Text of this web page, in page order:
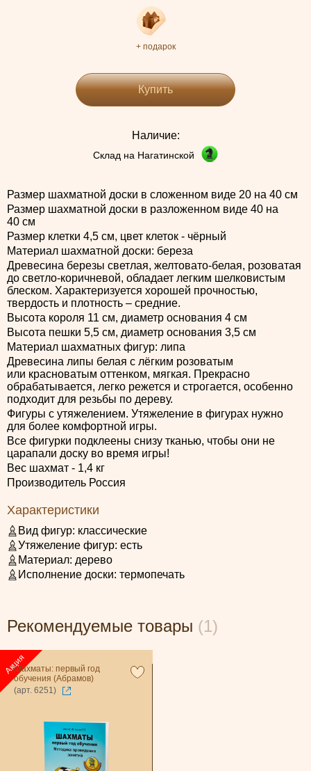
+ подарок
Купить
Наличие:
Склад на Нагатинской
Размер шахматной доски в сложенном виде 20 на 40 см
Размер шахматной доски в разложенном виде 40 на
40 см
Размер клетки 4,5 см, цвет клеток - чёрный
Материал шахматной доски: береза
Древесина березы светлая, желтовато-белая, розоватая
до светло-коричневой, обладает легким шелковистым
блеском. Характеризуется хорошей прочностью,
твердость и плотность – средние.
Высота короля 11 см, диаметр основания 4 см
Высота пешки 5,5 см, диаметр основания 3,5 см
Материал шахматных фигур: липа
Древесина липы белая с лёгким розоватым
или красноватым оттенком, мягкая. Прекрасно
обрабатывается, легко режется и строгается, особенно
подходит для резьбы по дереву.
Фигуры с утяжелением. Утяжеление в фигурах нужно
для более комфортной игры.
Все фигурки подклеены снизу тканью, чтобы они не
царапали доску во время игры!
Вес шахмат - 1,4 кг
Производитель Россия
Характеристики
Вид фигур: классические
Утяжеление фигур: есть
Материал: дерево
Исполнение доски: термопечать
Рекомендуемые товары (1)
Шахматы: первый год
обучения (Абрамов)
(арт. 6251)